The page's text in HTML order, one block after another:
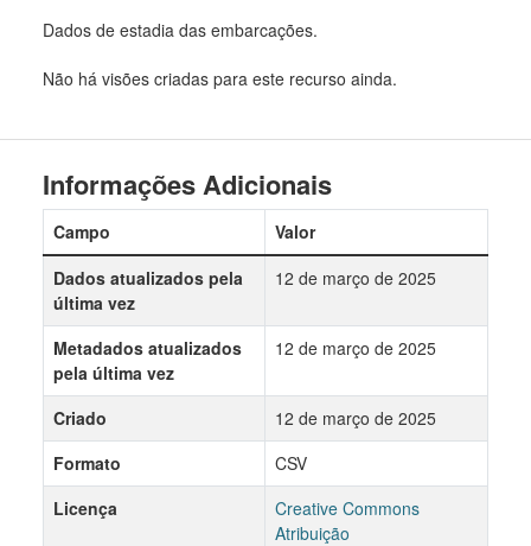
Dados de estadia das embarcações.
Não há visões criadas para este recurso ainda.
Informações Adicionais
Campo
Valor
Dados atualizados pela
última vez
12 de março de 2025
Metadados atualizados
pela última vez
12 de março de 2025
Criado
12 de março de 2025
Formato
CSV
Licença
Creative Commons
Atribuição